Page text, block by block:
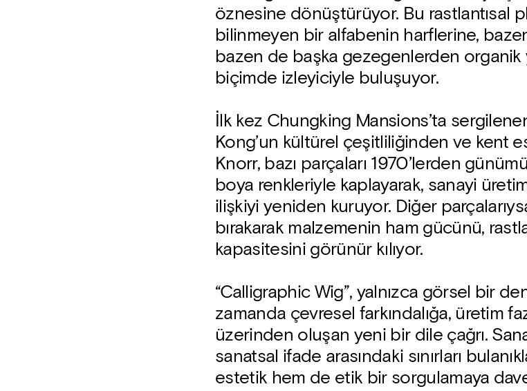
öznesine dönüştürüyor. Bu rastlantısal
bilinmeyen bir alfabenin harflerine,
bazen de başka gezegenlerden organik
biçimde izleyiciyle buluşuyor.
İlk kez Chungking Mansions’ta
Kong’un kültürel çeşitliliğinden ve kent
Knorr, bazı parçaları 1970’lerden
boya renkleriyle kaplayarak, sanayi
ilişkiyi yeniden kuruyor. Diğer
bırakarak malzemenin ham gücünü,
kapasitesini görünür kılıyor.
“Calligraphic Wig”, yalnızca görsel bir
zamanda çevresel farkındalığa, üretim
üzerinden oluşan yeni bir dile çağrı.
sanatsal ifade arasındaki sınırları
estetik hem de etik bir sorgulamaya